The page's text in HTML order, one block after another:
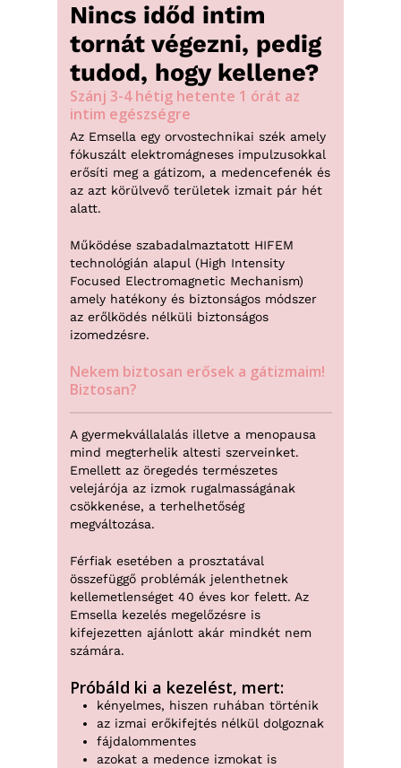
Nincs időd intim
tornát végezni, pedig
tudod, hogy kellene?
Szánj 3-4 hétig hetente 1 órát az
intim egészségre
Az Emsella egy orvostechnikai szék amely
fókuszált elektromágneses impulzusokkal
erősíti meg a gátizom, a medencefenék és
az azt körülvevő területek izmait pár hét
alatt.
Működése szabadalmaztatott HIFEM
technológián alapul (High Intensity
Focused Electromagnetic Mechanism)
amely hatékony és biztonságos módszer
az erőlködés nélküli biztonságos
izomedzésre.
Nekem biztosan erősek a gátizmaim!
Biztosan?
A gyermekvállalalás illetve a menopausa
mind megterhelik altesti szerveinket.
Emellett az öregedés természetes
velejárója az izmok rugalmasságának
csökkenése, a terhelhetőség
megváltozása.
Férfiak esetében a prosztatával
összefüggő problémák jelenthetnek
kellemetlenséget 40 éves kor felett. Az
Emsella kezelés megelőzésre is
kifejezetten ajánlott akár mindkét nem
számára.
Próbáld ki a kezelést, mert:
kényelmes, hiszen ruhában történik
az izmai erőkifejtés nélkül dolgoznak
fájdalommentes
azokat a medence izmokat is